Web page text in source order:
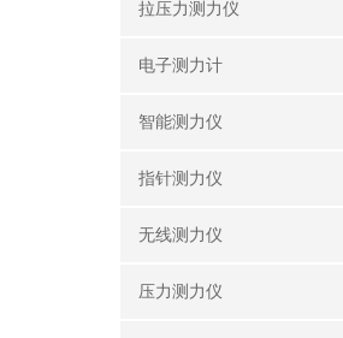
拉压力测力仪
电子测力计
智能测力仪
指针测力仪
无线测力仪
压力测力仪